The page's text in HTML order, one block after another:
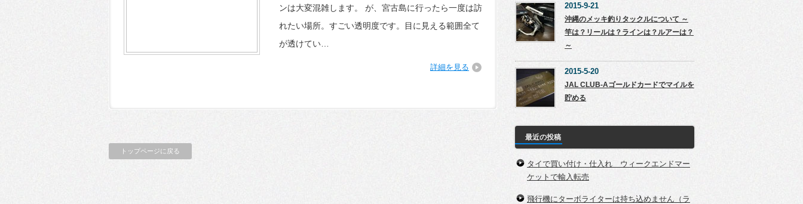
ンは大変混雑します。 が、宮古島に行ったら一度は訪
れたい場所。すごい透明度です。目に見える範囲全て
が透けてい…
詳細を見る
トップページに戻る
2015-9-21
沖縄のメッキ釣りタックルについて ～
竿は？リールは？ラインは？ルアーは？
～
2015-5-20
JAL CLUB-Aゴールドカードでマイルを
貯める
最近の投稿
タイで買い付け・仕入れ ウィークエンドマー
ケットで輸入転売
飛行機にターボライターは持ち込めません（ラ